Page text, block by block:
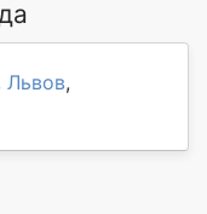
Львов,